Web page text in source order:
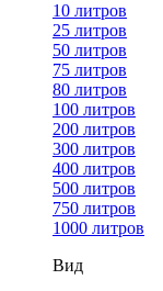
10 литров
25 литров
50 литров
75 литров
80 литров
100 литров
200 литров
300 литров
400 литров
500 литров
750 литров
1000 литров
Вид